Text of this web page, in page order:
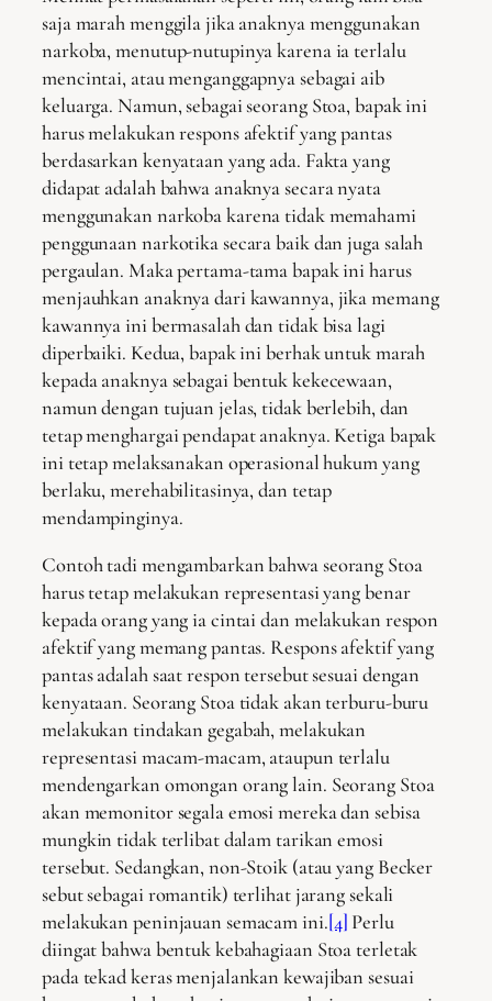
saja marah menggila jika anaknya menggunakan
narkoba, menutup-nutupinya karena ia terlalu
mencintai, atau menganggapnya sebagai aib
keluarga. Namun, sebagai seorang Stoa, bapak ini
harus melakukan respons afektif yang pantas
berdasarkan kenyataan yang ada. Fakta yang
didapat adalah bahwa anaknya secara nyata
menggunakan narkoba karena tidak memahami
penggunaan narkotika secara baik dan juga salah
pergaulan. Maka pertama-tama bapak ini harus
menjauhkan anaknya dari kawannya, jika memang
kawannya ini bermasalah dan tidak bisa lagi
diperbaiki. Kedua, bapak ini berhak untuk marah
kepada anaknya sebagai bentuk kekecewaan,
namun dengan tujuan jelas, tidak berlebih, dan
tetap menghargai pendapat anaknya. Ketiga bapak
ini tetap melaksanakan operasional hukum yang
berlaku, merehabilitasinya, dan tetap
mendampinginya.
Contoh tadi mengambarkan bahwa seorang Stoa
harus tetap melakukan representasi yang benar
kepada orang yang ia cintai dan melakukan respon
afektif yang memang pantas. Respons afektif yang
pantas adalah saat respon tersebut sesuai dengan
kenyataan. Seorang Stoa tidak akan terburu-buru
melakukan tindakan gegabah, melakukan
representasi macam-macam, ataupun terlalu
mendengarkan omongan orang lain. Seorang Stoa
akan memonitor segala emosi mereka dan sebisa
mungkin tidak terlibat dalam tarikan emosi
tersebut. Sedangkan, non-Stoik (atau yang Becker
sebut sebagai romantik) terlihat jarang sekali
melakukan peninjauan semacam ini.[4] Perlu
diingat bahwa bentuk kebahagiaan Stoa terletak
pada tekad keras menjalankan kewajiban sesuai